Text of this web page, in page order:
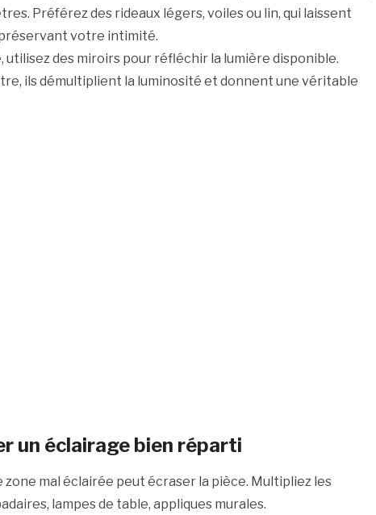
Préférez des rideaux légers, voiles ou lin, qui laissent
votre intimité.
utilisez des miroirs pour réfléchir la lumière disponible.
ils démultiplient la luminosité et donnent une véritable
un éclairage bien réparti
zone mal éclairée peut écraser la pièce. Multipliez les
lampes de table, appliques murales.